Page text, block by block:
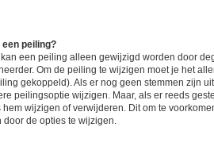
peiling?
een peiling alleen gewijzigd worden door
Om de peiling te wijzigen moet je het
gekoppeld). Als er nog geen stemmen zijn
peilingsoptie wijzigen. Maar, als er reeds
wijzigen of verwijderen. Dit om te
de opties te wijzigen.